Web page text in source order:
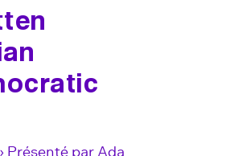
Présenté par Ada